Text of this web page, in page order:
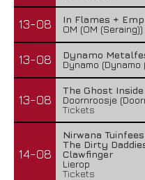
13-08
In Flames +
OM (OM (Seraing))
13-08
Dynamo
Dynamo (Dynamo
13-08
The Ghost Inside
Doornroosje
Tickets
14-08
Nirwana
The Dirty
Clawfinger
Lierop
Tickets